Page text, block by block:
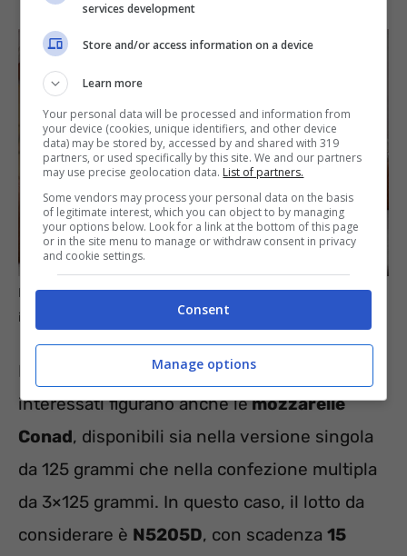
Lotti di mozzarella interessati dal richiamo –
informazioneoggi.it
I richiami non si fermano qui. Tra i prodotti
interessati figurano anche lemozzarelle
Conad, disponibili sia nella versione singola
da 125 grammi che nella confezione multipla
da 3×125 grammi. In questo caso, il lotto da
considerare è N5205D, con scadenza 15
services development
Store and/or access information on a device
Learn more
Your personal data will be processed and information from
your device (cookies, unique identifiers, and other device
data) may be stored by, accessed by and shared with 319
partners, or used specifically by this site. We and our partners
may use precise geolocation data. List of partners.
Some vendors may process your personal data on the basis
of legitimate interest, which you can object to by managing
your options below. Look for a link at the bottom of this page
or in the site menu to manage or withdraw consent in privacy
and cookie settings.
Consent
Manage options